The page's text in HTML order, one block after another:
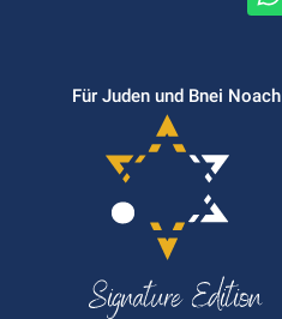
Für Juden und Bnei Noach